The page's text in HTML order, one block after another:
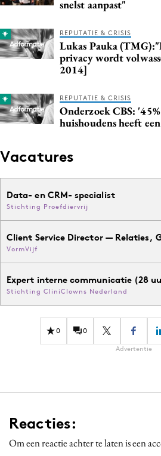
snelst aanpast"
REPUTATIE & CRISIS
Lukas Pauka
privacy wordt
2014]
REPUTATIE & CRISIS
Onderzoek CBS:
huishoudens heeft
Vacatures
Data- en CRM- specialist
Stichting Proefdiervrij
Client Service Director — Relaties,
VormVijf
Expert interne communicatie (28
Stichting CliniClowns Nederland
0 0
Advertentie
Reacties:
Om een reactie achter te laten is een